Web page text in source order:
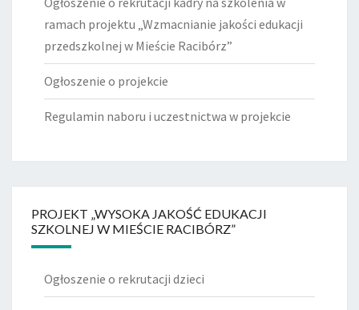
ramach projektu „Wzmacnianie jakości edukacji
przedszkolnej w Mieście Racibórz”
Ogłoszenie o projekcie
Regulamin naboru i uczestnictwa w projekcie
PROJEKT „WYSOKA JAKOŚĆ EDUKACJI
SZKOLNEJ W MIEŚCIE RACIBÓRZ”
Ogłoszenie o rekrutacji dzieci